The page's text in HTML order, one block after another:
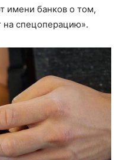
имени банков о том,
на спецоперацию».